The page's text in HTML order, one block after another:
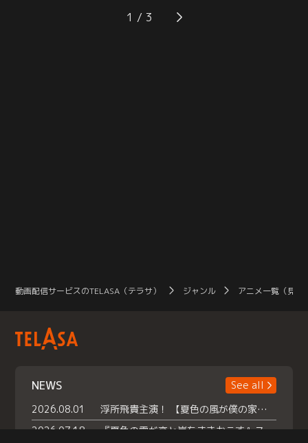
率いる『アカシャの塔』の面々は、
無念の敗走からの再起を誓うと、ハ
日とて、マナ切れを起こした宝具へ
のチャージを巡ってひと騒動を巻き
1
動画配信サービスのTELASA（テラサ） ジャンル アニメ一覧（見放
NEWS
See all
2026.08.01
浮所飛貴主演！ 【夏色の風が僕の家にやってきた】 本日よりテラサで独占配信スタート！
2026.07.18
『夏色の雲が恋と嵐をまきおこす』スペシャルメイキング 【Part1】2026年７月18日（土）23時30分～配信スタート！話題のシーンの裏側を大公開！豪華キャスト大集合！ 『武宮家 真夏の家族会議』開催！